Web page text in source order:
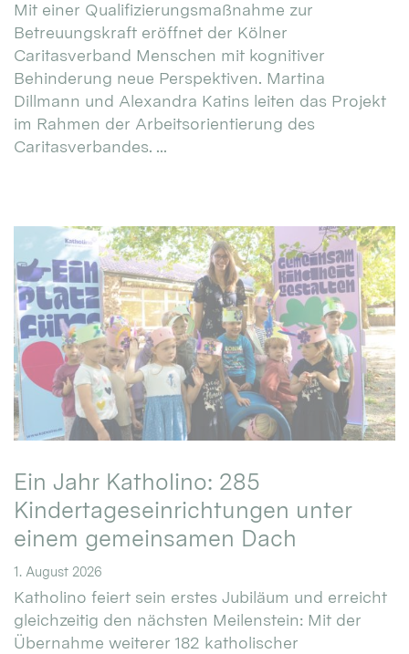
Mit einer Qualifizierungsmaßnahme zur
Betreuungskraft eröffnet der Kölner
Caritasverband Menschen mit kognitiver
Behinderung neue Perspektiven. Martina
Dillmann und Alexandra Katins leiten das Projekt
im Rahmen der Arbeitsorientierung des
Caritasverbandes. ...
Ein Jahr Katholino: 285
Kindertageseinrichtungen unter
einem gemeinsamen Dach
1. August 2026
Katholino feiert sein erstes Jubiläum und erreicht
gleichzeitig den nächsten Meilenstein: Mit der
Übernahme weiterer 182 katholischer